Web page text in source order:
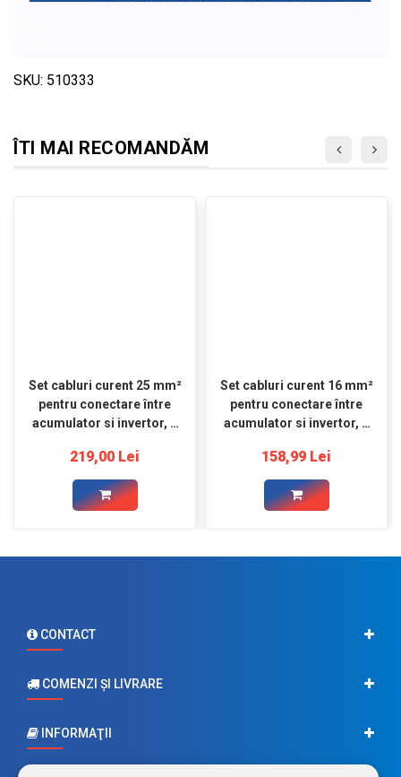
SKU: 510333
ÎTI MAI RECOMANDĂM
Set cabluri curent 25 mm²
pentru conectare între
acumulator si invertor, 2
ocheti Ø8
219,00 Lei
Set cabluri curent 16 mm²
pentru conectare între
acumulator si invertor, 2
conectori Ø8
158,99 Lei
CONTACT
COMENZI ŞI LIVRARE
INFORMAŢII